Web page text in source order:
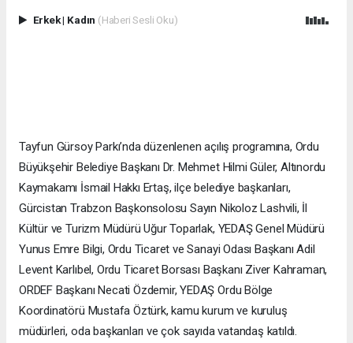
Erkek| Kadın (Haberi Sesli Oku)
Tayfun Gürsoy Parkı’nda düzenlenen açılış programına, Ordu
Büyükşehir Belediye Başkanı Dr. Mehmet Hilmi Güler, Altınordu
Kaymakamı İsmail Hakkı Ertaş, ilçe belediye başkanları,
Gürcistan Trabzon Başkonsolosu Sayın Nikoloz Lashvili, İl
Kültür ve Turizm Müdürü Uğur Toparlak, YEDAŞ Genel Müdürü
Yunus Emre Bilgi, Ordu Ticaret ve Sanayi Odası Başkanı Adil
Levent Karlıbel, Ordu Ticaret Borsası Başkanı Ziver Kahraman,
ORDEF Başkanı Necati Özdemir, YEDAŞ Ordu Bölge
Koordinatörü Mustafa Öztürk, kamu kurum ve kuruluş
müdürleri, oda başkanları ve çok sayıda vatandaş katıldı.